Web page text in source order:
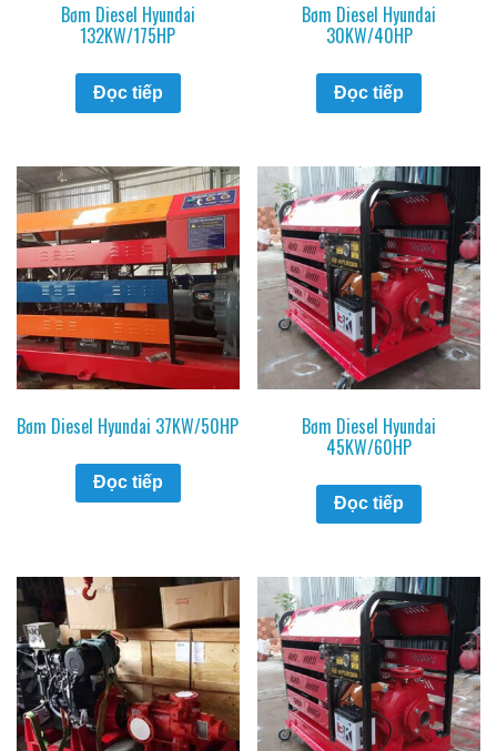
Bơm Diesel Hyundai
132KW/175HP
Đọc tiếp
Bơm Diesel Hyundai
30KW/40HP
Đọc tiếp
Bơm Diesel Hyundai 37KW/50HP
Đọc tiếp
Bơm Diesel Hyundai
45KW/60HP
Đọc tiếp